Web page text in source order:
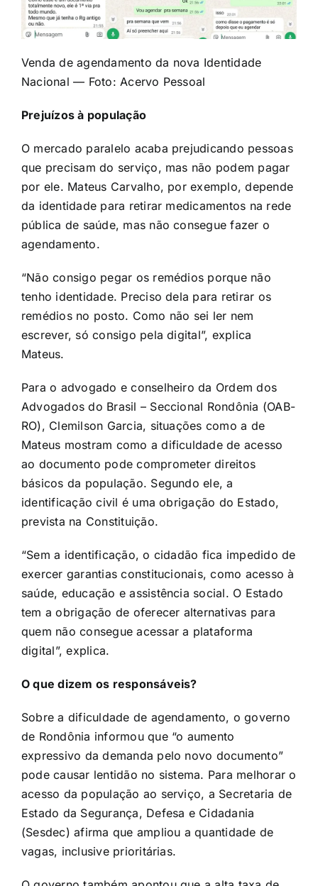
Venda de agendamento da nova Identidade
Nacional — Foto: Acervo Pessoal
Prejuízos à população
O mercado paralelo acaba prejudicando pessoas
que precisam do serviço, mas não podem pagar
por ele. Mateus Carvalho, por exemplo, depende
da identidade para retirar medicamentos na rede
pública de saúde, mas não consegue fazer o
agendamento.
“Não consigo pegar os remédios porque não
tenho identidade. Preciso dela para retirar os
remédios no posto. Como não sei ler nem
escrever, só consigo pela digital”, explica
Mateus.
Para o advogado e conselheiro da Ordem dos
Advogados do Brasil – Seccional Rondônia (OAB-
RO), Clemilson Garcia, situações como a de
Mateus mostram como a dificuldade de acesso
ao documento pode comprometer direitos
básicos da população. Segundo ele, a
identificação civil é uma obrigação do Estado,
prevista na Constituição.
“Sem a identificação, o cidadão fica impedido de
exercer garantias constitucionais, como acesso à
saúde, educação e assistência social. O Estado
tem a obrigação de oferecer alternativas para
quem não consegue acessar a plataforma
digital”, explica.
O que dizem os responsáveis?
Sobre a dificuldade de agendamento, o governo
de Rondônia informou que “o aumento
expressivo da demanda pelo novo documento”
pode causar lentidão no sistema. Para melhorar o
acesso da população ao serviço, a Secretaria de
Estado da Segurança, Defesa e Cidadania
(Sesdec) afirma que ampliou a quantidade de
vagas, inclusive prioritárias.